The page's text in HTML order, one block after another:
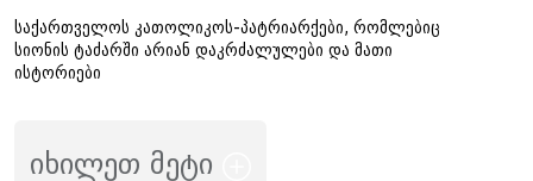
საქართველოს კათოლიკოს-პატრიარქები, რომლებიც
სიონის ტაძარში არიან დაკრძალულები და მათი
ისტორიები
იხილეთ მეტი